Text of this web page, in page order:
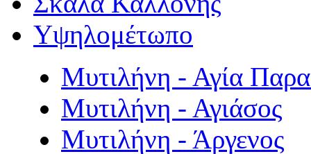
Υψηλομέτωπο
Μυτιλήνη - Αγία
Μυτιλήνη - Αγιάσος
Μυτιλήνη - Άργενος